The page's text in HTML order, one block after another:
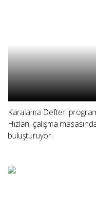
Karalama Defteri
Hızlan, çalışma
buluşturuyor.